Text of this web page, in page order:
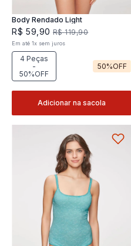
Body Rendado Light
R$ 59 90 R$ 119,90
Em até1x sem juros
4 Peças
-
50%OFF
50%OFF
Adicionar na sacola